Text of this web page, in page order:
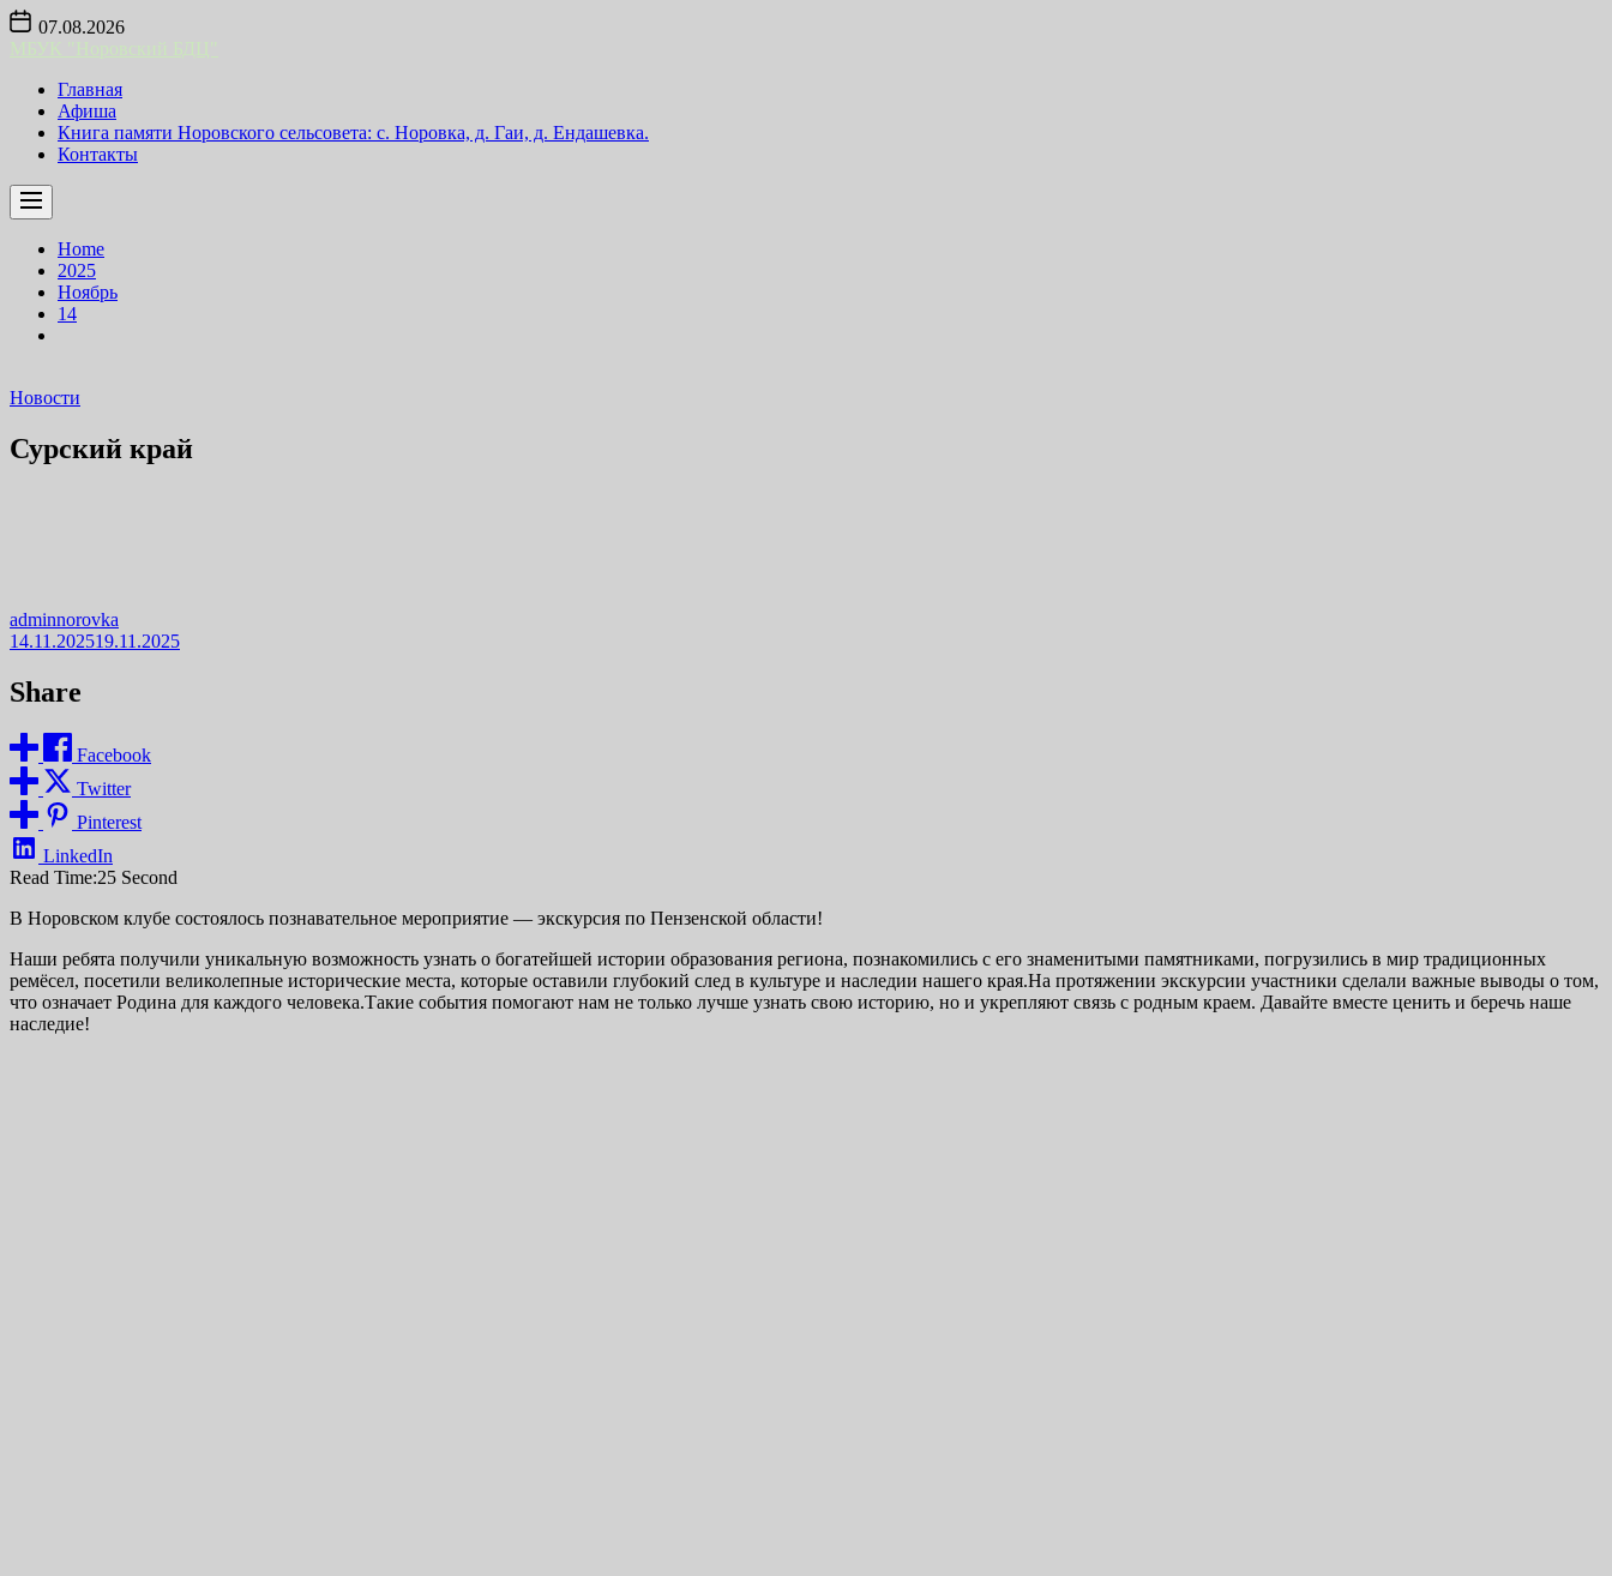
Skip
content
07.08.2026
Главная
Афиша
Книга памяти Норовского сельсовета: с. Норовка, д. Гаи, д. Ендашевка.
Контакты
Home
2025
Ноябрь
14
Новости
Сурский край
adminnorovka
14.11.202519.11.2025
Share
Facebook
Twitter
Pinterest
LinkedIn
Read Time:25 Second
В Норовском клубе состоялось познавательное мероприятие — экскурсия по Пензенской области!
Наши ребята получили уникальную возможность узнать о богатейшей истории образования региона, познакомились с его знаменитыми памятниками, погрузились в мир традиционных
ремёсел, посетили великолепные исторические места, которые оставили глубокий след в культуре и наследии нашего края.На протяжении экскурсии участники сделали важные выводы о том,
что означает Родина для каждого человека.Такие события помогают нам не только лучше узнать свою историю, но и укрепляют связь с родным краем. Давайте вместе ценить и беречь наше
наследие!